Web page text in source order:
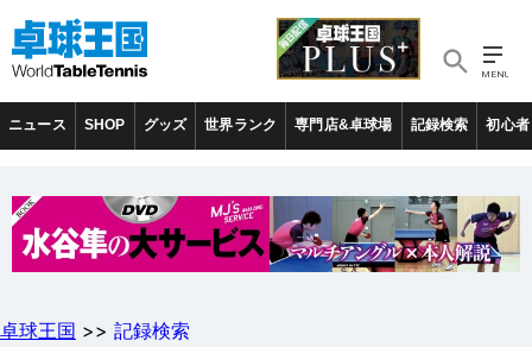
ニュース SHOP グッズ 世界ランク 専門店&卓球場 記録検索 初心者
卓球王国 >> 記録検索